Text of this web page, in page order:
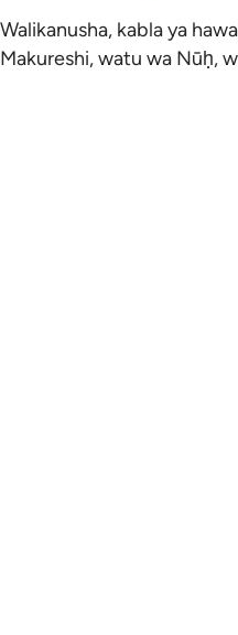
Walikanusha, kabla ya
Makureshi, watu wa Nūḥ,